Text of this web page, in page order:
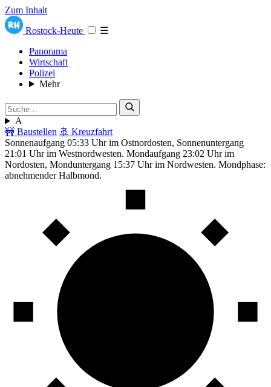
Zum Inhalt
Rostock-Heute
☰
Panorama
Wirtschaft
Polizei
Mehr
A
🚧 Baustellen 🚢 Kreuzfahrt
Sonnenaufgang 05:33 Uhr im Ostnordosten, Sonnenuntergang
21:01 Uhr im Westnordwesten. Mondaufgang 23:02 Uhr im
Nordosten, Monduntergang 15:37 Uhr im Nordwesten. Mondphase:
abnehmender Halbmond.